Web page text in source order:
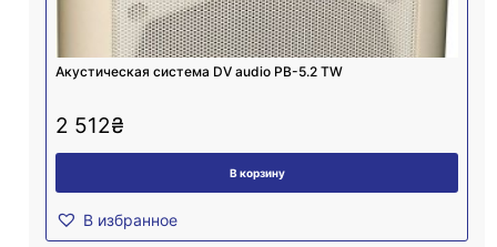
Акустическая система DV audio PB-5.2 TW
2 512₴
В корзину
В избранное